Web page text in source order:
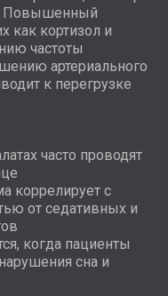
Повышенный
как кортизол и
частоты
артериального
к перегрузке
часто проводят
коррелирует с
от седативных и
когда пациенты
сна и